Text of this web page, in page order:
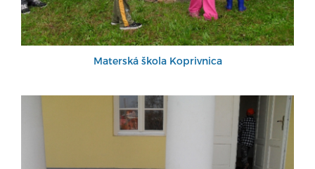
Materská škola Koprivnica